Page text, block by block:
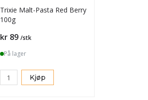
Trixie Malt-Pasta Red Berry
100g
Pris
kr 89 /stk
På lager
Kjøp